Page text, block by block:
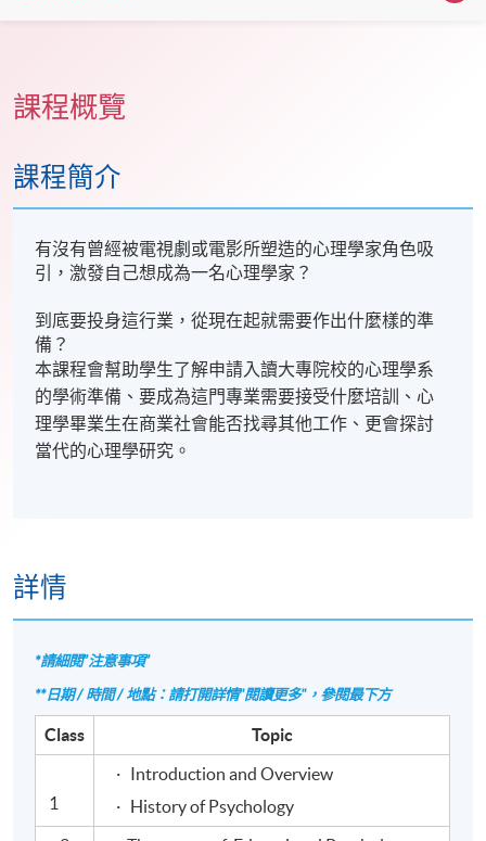
課程概覽
課程簡介
有沒有曾經被電視劇或電影所塑造的心理學家角色吸
引，激發自己想成為一名心理學家？
到底要投身這行業，從現在起就需要作出什麼樣的準
備？
本課程會幫助學生了解申請入讀大專院校的心理學系
的學術準備、要成為這門專業需要接受什麼培訓、心
理學畢業生在商業社會能否找尋其他工作、更會探討
當代的心理學研究。
詳情
*請細閱”注意事項”
**日期 / 時間 / 地點：請打開詳情"閱讀更多"，參閱最下方
Class Topic
1
· Introduction and Overview
· History of Psychology